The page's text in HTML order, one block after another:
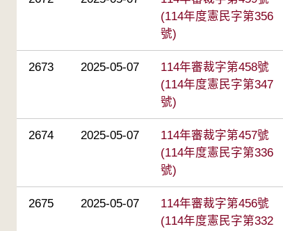
(114年度憲民字第356
號)
2673 2025-05-07
114年審裁字第458號
(114年度憲民字第347
號)
2674 2025-05-07
114年審裁字第457號
(114年度憲民字第336
號)
2675 2025-05-07
114年審裁字第456號
(114年度憲民字第332